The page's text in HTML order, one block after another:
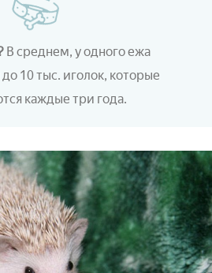
В среднем, у одного ежа
10 тыс. иголок, которые
каждые три года.